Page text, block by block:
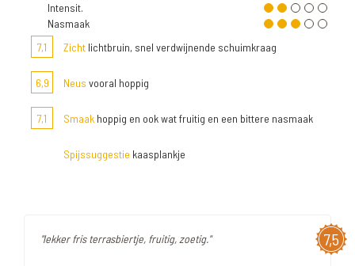
Intensit.
Nasmaak
7,1
Zicht lichtbruin, snel verdwijnende schuimkraag
6,9 Neus vooral hoppig
7,1 Smaak hoppig en ook wat fruitig en een bittere nasmaak
Spijssuggestie kaasplankje
7,5
"lekker fris terrasbiertje, fruitig, zoetig."